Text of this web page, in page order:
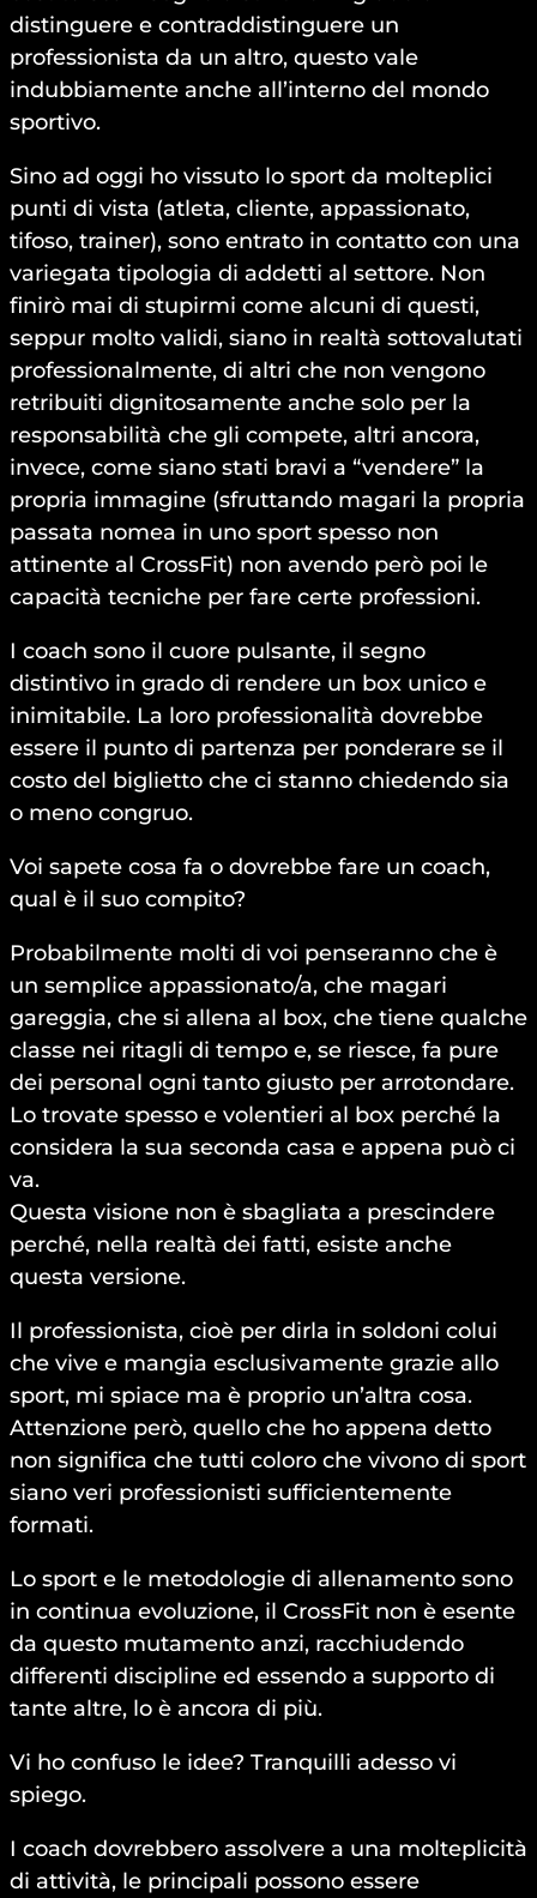
distinguere e contraddistinguere un
professionista da un altro, questo vale
indubbiamente anche all’interno del mondo
sportivo.
Sino ad oggi ho vissuto lo sport da molteplici
punti di vista (atleta, cliente, appassionato,
tifoso, trainer), sono entrato in contatto con una
variegata tipologia di addetti al settore. Non
finirò mai di stupirmi come alcuni di questi,
seppur molto validi, siano in realtà sottovalutati
professionalmente, di altri che non vengono
retribuiti dignitosamente anche solo per la
responsabilità che gli compete, altri ancora,
invece, come siano stati bravi a “vendere” la
propria immagine (sfruttando magari la propria
passata nomea in uno sport spesso non
attinente al CrossFit) non avendo però poi le
capacità tecniche per fare certe professioni.
I coach sono il cuore pulsante, il segno
distintivo in grado di rendere un box unico e
inimitabile. La loro professionalità dovrebbe
essere il punto di partenza per ponderare se il
costo del biglietto che ci stanno chiedendo sia
o meno congruo.
Voi sapete cosa fa o dovrebbe fare un coach,
qual è il suo compito?
Probabilmente molti di voi penseranno che è
un semplice appassionato/a, che magari
gareggia, che si allena al box, che tiene qualche
classe nei ritagli di tempo e, se riesce, fa pure
dei personal ogni tanto giusto per arrotondare.
Lo trovate spesso e volentieri al box perché la
considera la sua seconda casa e appena può ci
va.
Questa visione non è sbagliata a prescindere
perché, nella realtà dei fatti, esiste anche
questa versione.
Il professionista, cioè per dirla in soldoni colui
che vive e mangia esclusivamente grazie allo
sport, mi spiace ma è proprio un’altra cosa.
Attenzione però, quello che ho appena detto
non significa che tutti coloro che vivono di sport
siano veri professionisti sufficientemente
formati.
Lo sport e le metodologie di allenamento sono
in continua evoluzione, il CrossFit non è esente
da questo mutamento anzi, racchiudendo
differenti discipline ed essendo a supporto di
tante altre, lo è ancora di più.
Vi ho confuso le idee? Tranquilli adesso vi
spiego.
I coach dovrebbero assolvere a una molteplicità
di attività, le principali possono essere